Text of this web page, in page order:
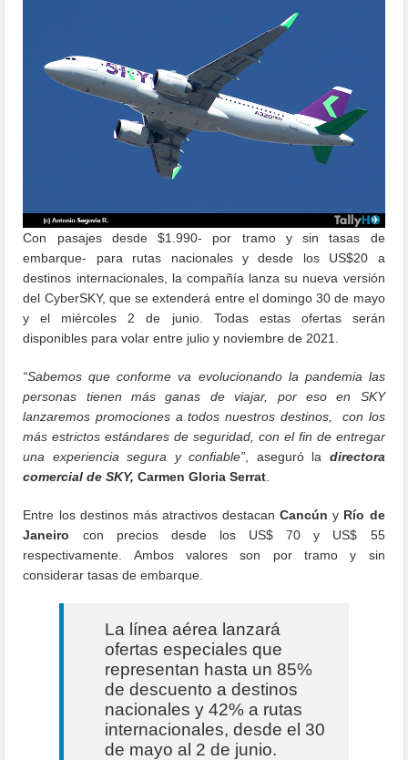
Con pasajes desde $1.990- por tramo y sin tasas de
embarque- para rutas nacionales y desde los US$20 a
destinos internacionales, la compañía lanza su nueva versión
del CyberSKY, que se extenderá entre el domingo 30 de mayo
y el miércoles 2 de junio. Todas estas ofertas serán
disponibles para volar entre julio y noviembre de 2021.
“Sabemos que conforme va evolucionando la pandemia las
personas tienen más ganas de viajar, por eso en SKY
lanzaremos promociones a todos nuestros destinos, con los
más estrictos estándares de seguridad, con el fin de entregar
una experiencia segura y confiable” , aseguró la directora
comercial de SKY, Carmen Gloria Serrat
Entre los destinos más atractivos destacanCancún y Río de
Janeiro con precios desde los US$ 70 y US$ 55
respectivamente. Ambos valores son por tramo y sin
considerar tasas de embarque.
La línea aérea lanzará
ofertas especiales que
representan hasta un 85%
de descuento a destinos
nacionales y 42% a rutas
internacionales, desde el 30
de mayo al 2 de junio.